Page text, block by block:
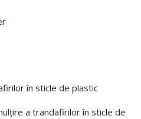
în sticle de plastic
a trandafirilor în sticle de